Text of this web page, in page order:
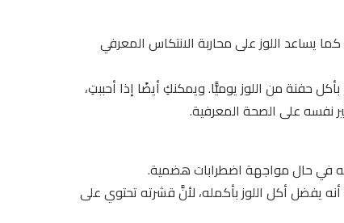
يساعد اللوز على محاربة الانتكاس المعرفي
حفنة من اللوز يوميًّا. ويمكنكِ أيضًا إذا أحببتِ،
نفسه على الصحة المعرفية.
في حال مواجهة اضطرابات هضمية.
وتجدر الملاحظة أنه يفضل أكل اللوز بأكمله، لأنَّ قشرته تحتوي على